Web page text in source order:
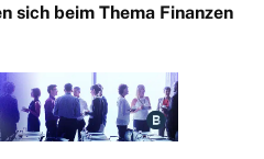
sich beim Thema Finanzen